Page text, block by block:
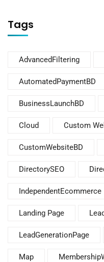
Tags
AdvancedFiltering
AutomatedPaymentBD
BusinessLaunchBD
Cloud Custom
CustomWebsiteBD
DirectorySEO
IndependentEcommerce
Landing Page
LeadGenerationPage
Map